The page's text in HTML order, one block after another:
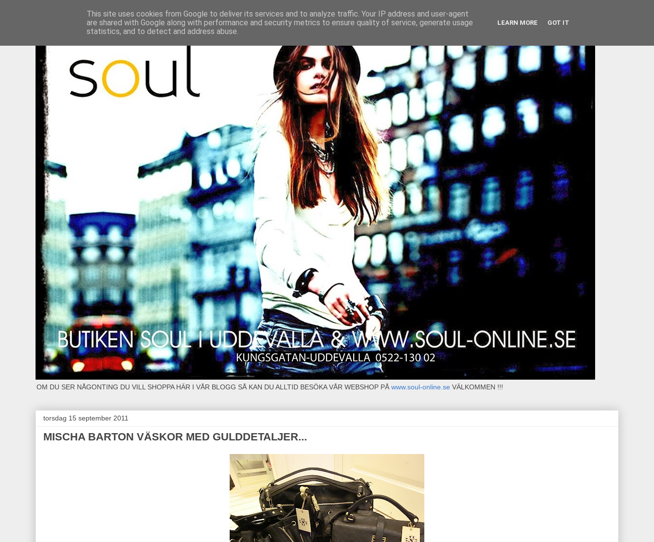
OM DU SER NÅGONTING DU VILL SHOPPA HÄR I VÅR BLOGG SÅ KAN DU ALLTID BESÖKA VÅR WEBSHOP PÅ www.soul-online.se VÄLKOMMEN !!!
torsdag 15 september 2011
MISCHA BARTON VÄSKOR MED GULDDETALJER...
This site uses cookies from Google to deliver its services and to analyze traffic. Your IP address and user-agent
are shared with Google along with performance and security metrics to ensure quality of service, generate usage
statistics, and to detect and address abuse.
LEARN MORE GOT IT